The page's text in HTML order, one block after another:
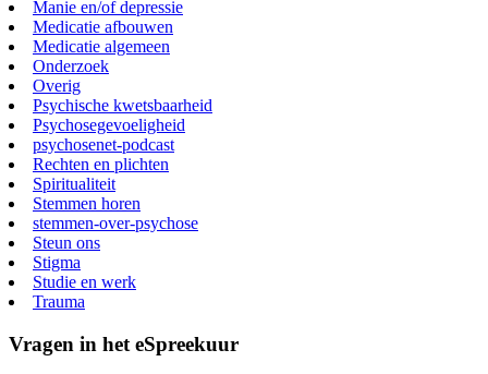
Manie en/of depressie
Medicatie afbouwen
Medicatie algemeen
Onderzoek
Overig
Psychische kwetsbaarheid
Psychosegevoeligheid
psychosenet-podcast
Rechten en plichten
Spiritualiteit
Stemmen horen
stemmen-over-psychose
Steun ons
Stigma
Studie en werk
Trauma
Vragen in het eSpreekuur